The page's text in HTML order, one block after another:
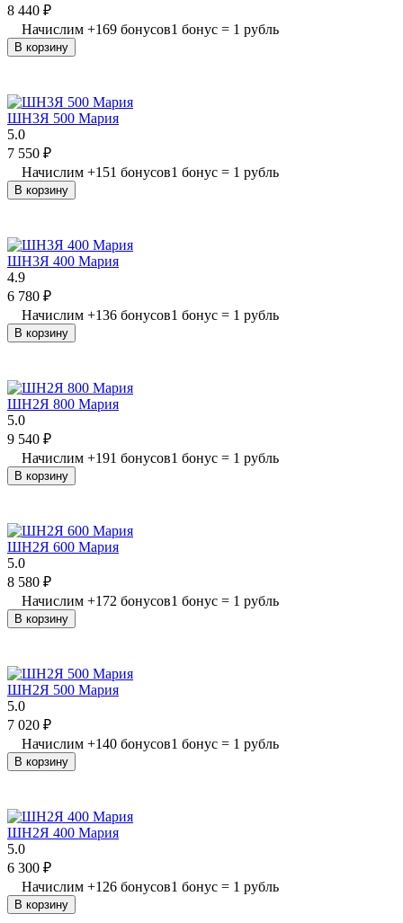
8 440 ₽
Начислим +169 бонусов1 бонус = 1 рубль
В корзину
ШН3Я 500 Мария
5.0
7 550 ₽
Начислим +151 бонусов1 бонус = 1 рубль
В корзину
ШН3Я 400 Мария
4.9
6 780 ₽
Начислим +136 бонусов1 бонус = 1 рубль
В корзину
ШН2Я 800 Мария
5.0
9 540 ₽
Начислим +191 бонусов1 бонус = 1 рубль
В корзину
ШН2Я 600 Мария
5.0
8 580 ₽
Начислим +172 бонусов1 бонус = 1 рубль
В корзину
ШН2Я 500 Мария
5.0
7 020 ₽
Начислим +140 бонусов1 бонус = 1 рубль
В корзину
ШН2Я 400 Мария
5.0
6 300 ₽
Начислим +126 бонусов1 бонус = 1 рубль
В корзину